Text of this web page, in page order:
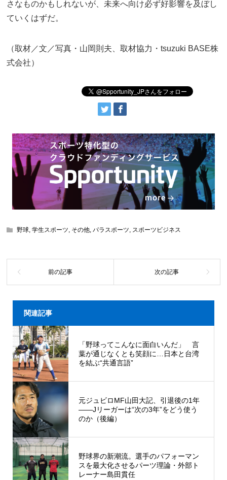
さなものかもしれないが、未来へ向け必ず好影響を及ぼし
ていくはずだ。
（取材／文／写真・山岡則夫、取材協力・tsuzuki BASE株
式会社）
野球,学生スポーツ, その他,パラスポーツ, スポーツビジネス
関連記事
「野球ってこんなに面白いんだ」 言
葉が通じなくとも笑顔に…日本と台湾
を結ぶ“共通言語”
元ジュビロMF山田大記、引退後の1年
――Jリーガーは“次の3年”をどう使う
のか（後編）
野球界の新潮流。選手のパフォーマン
スを最大化させるパーツ理論・外部ト
レーナー島田貫任